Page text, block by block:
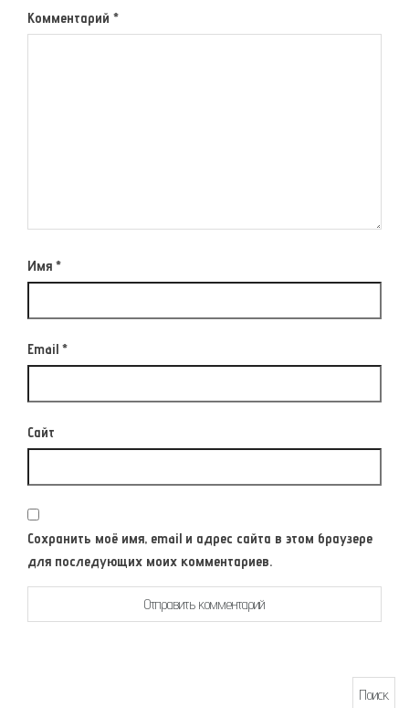
Комментарий *
Имя *
Email *
Сайт
Сохранить моё имя, email и адрес сайта в этом браузере
для последующих моих комментариев.